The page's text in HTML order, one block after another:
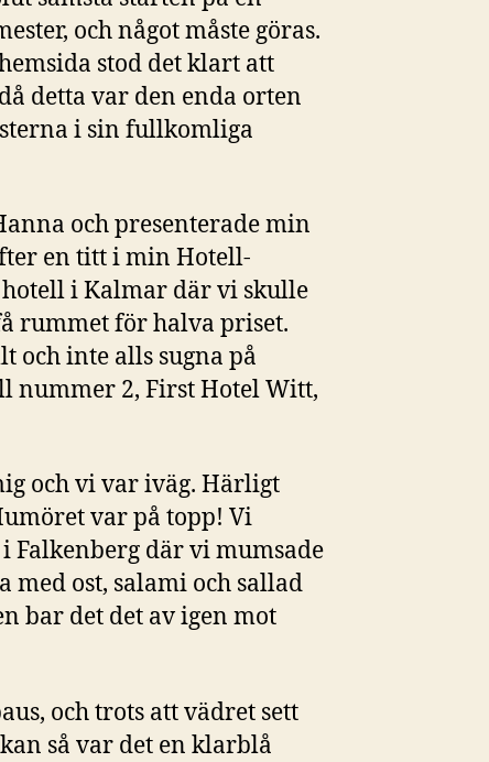
och något måste göras.
stod det klart att
detta var den enda orten
i sin fullkomliga
och presenterade min
en titt i min Hotell-
hotell i Kalmar där vi skulle
rummet för halva priset.
och inte alls sugna på
nummer 2, First Hotel Witt,
och vi var iväg. Härligt
var på topp! Vi
Falkenberg där vi mumsade
med ost, salami och sallad
bar det det av igen mot
och trots att vädret sett
så var det en klarblå